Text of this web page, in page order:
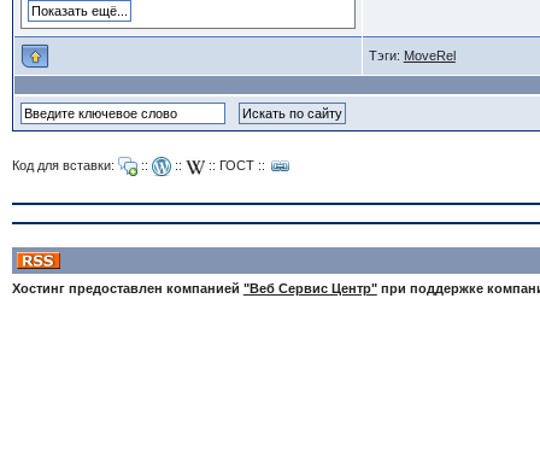
Тэги: MoveRel
Код для вставки: :: :: :: ГОСТ::
Хостинг предоставлен компанией "Веб Сервис Центр"при поддержке